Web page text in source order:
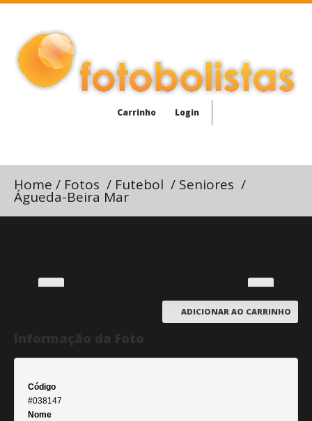
Carrinho Login
Home / Fotos / Futebol / Seniores /
Águeda-Beira Mar
ADICIONAR AO CARRINHO
Código
#038147
Nome